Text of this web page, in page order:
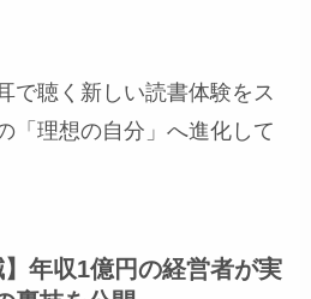
で聴く新しい読書体験をス
「理想の自分」へ進化して
】年収1億円の経営者が実